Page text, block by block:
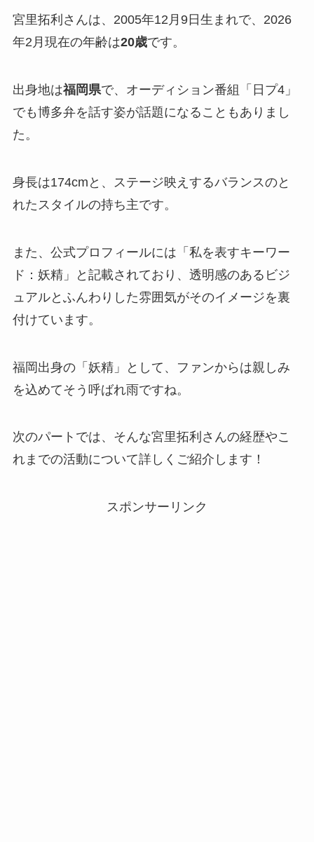
宮里拓利さんは、2005年12月9日生まれで、2026
年2月現在の年齢は20歳です。
出身地は福岡県で、オーディション番組「日プ4」
でも博多弁を話す姿が話題になることもありまし
た。
身長は174cmと、ステージ映えするバランスのと
れたスタイルの持ち主です。
また、公式プロフィールには「私を表すキーワー
ド：妖精」と記載されており、透明感のあるビジ
ュアルとふんわりした雰囲気がそのイメージを裏
付けています。
福岡出身の「妖精」として、ファンからは親しみ
を込めてそう呼ばれ雨ですね。
次のパートでは、そんな宮里拓利さんの経歴やこ
れまでの活動について詳しくご紹介します！
スポンサーリンク